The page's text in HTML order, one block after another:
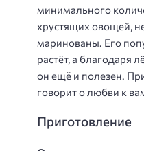
минимального
хрустящих овощей,
маринованы. Его
растёт, а благодаря
он ещё и полезен.
говорит о любви к
Приготовление